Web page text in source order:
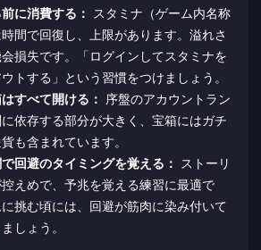
に消費する：
スタミナ（ゲーム内名称
間で回復し、上限があります。溢れさ
損失です。「ログインしてスタミナを
トする」という習慣をつけましょう。
すべて開ける： 序盤のアカウントラン
依存する部分が大きく、宝箱にはガチ
も含まれています。
回避のタイミングを覚える：
ストーリ
えめで、予兆を覚える練習に最適で
挑む頃には、回避が筋肉に染み付いて
しょう。